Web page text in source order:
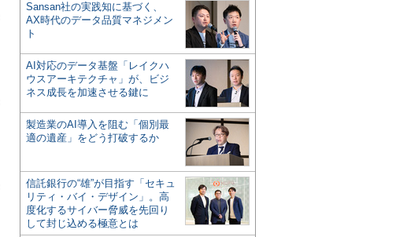
Sansan社の実践知に基づく、
AX時代のデータ品質マネジメン
ト
AI対応のデータ基盤「レイクハ
ウスアーキテクチャ」が、ビジ
ネス成長を加速させる鍵に
製造業のAI導入を阻む「個別最
適の遺産」をどう打破するか
信託銀行の“雄”が目指す「セキュ
リティ・バイ・デザイン」。高
度化するサイバー脅威を先回り
して封じ込める極意とは